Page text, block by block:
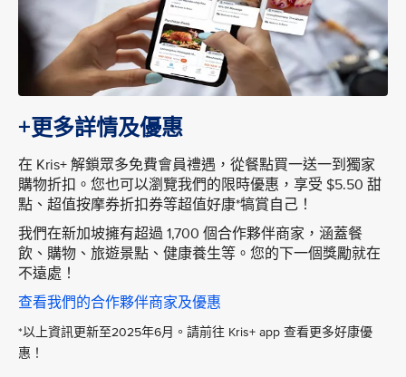
+更多詳情及優惠
在 Kris+ 解鎖眾多免費會員禮遇，從餐點買一送一到獨家
購物折扣。您也可以瀏覽我們的限時優惠，享受 $5.50 甜
點、超值按摩券折扣券等超值好康*犒賞自己！
我們在新加坡擁有超過 1,700 個合作夥伴商家，涵蓋餐
飲、購物、旅遊景點、健康養生等。您的下一個獎勵就在
不遠處！
查看我們的合作夥伴商家及優惠
*以上資訊更新至2025年6月。請前往 Kris+ app 查看更多好康優
惠！